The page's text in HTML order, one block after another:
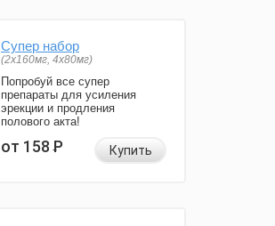
Супер набор
(2х160мг, 4х80мг)
Попробуй все супер
препараты для усиления
эрекции и продления
полового акта!
от 158Р Купить